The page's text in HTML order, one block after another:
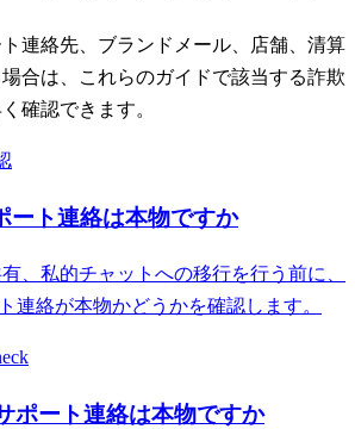
連絡先、ブランドメール、店舗、清算
合は、これらのガイドで該当する詐欺
確認できます。
ート連絡は本物ですか
、私的チャットへの移行を行う前に、
連絡が本物かどうかを確認します。
ポート連絡は本物ですか